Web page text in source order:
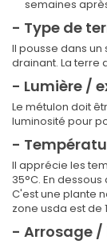
semaines
- Type de
Il pousse dans
drainant. La terre
- Lumière /
Le métulon doit
luminosité pour
-
Il apprécie les
35°C. En
C'est une plante
zone usda est de
- Arrosage